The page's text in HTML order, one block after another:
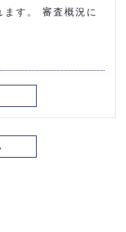
す。 審査概況に